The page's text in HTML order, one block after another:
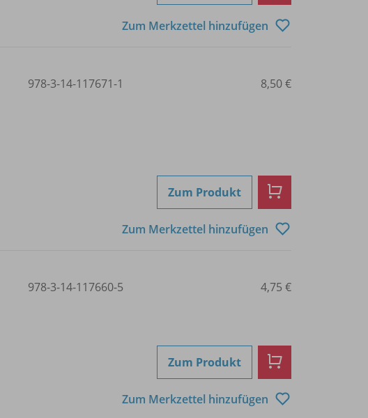
Zum Merkzettel hinzufügen
978-3-14-117671-1 8,50 €
Zum Produkt
Zum Merkzettel hinzufügen
978-3-14-117660-5 4,75 €
Zum Produkt
Zum Merkzettel hinzufügen